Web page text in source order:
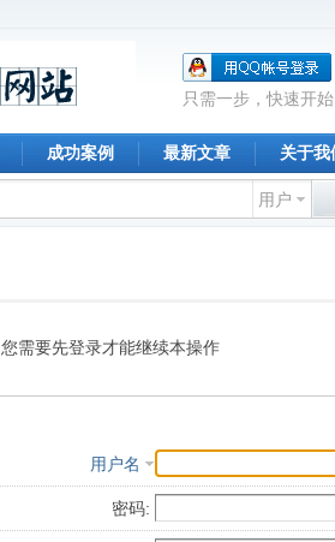
只需一步，快速开始
成功案例 最新文章 关于我
用户
您需要先登录才能继续本操作
用户名
密码: